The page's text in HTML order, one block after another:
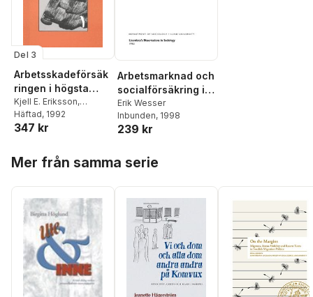
Del 3
Arbetsskadeförsäk
ringen i högsta
instans
Kjell E. Eriksson,
Antoinette Hetzler
Wesser,
Werner, Sayed Ali, Tom
Gustafsson,Ulrica von
Schwerin
Häftad, 1992
347 kr
Arbetsmarknad och
socialförsäkring i
förändring : en
studie av
långtidssjukskrivni
förtidspensionerin
Erik Wesser
Inbunden, 1998
239 kr
Mer från samma serie